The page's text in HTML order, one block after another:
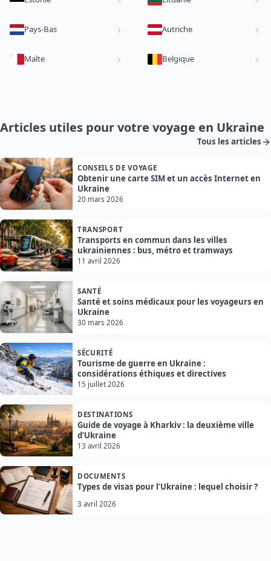
Pays-Bas Autriche
Malte Belgique
Articles utiles pour votre voyage en Ukraine
Tous les articles
CONSEILS DE VOYAGE
Obtenir une carte SIM et un accès Internet en
Ukraine
20 mars 2026
TRANSPORT
Transports en commun dans les villes
ukrainiennes : bus, métro et tramways
11 avril 2026
SANTÉ
Santé et soins médicaux pour les voyageurs en
Ukraine
30 mars 2026
SÉCURITÉ
Tourisme de guerre en Ukraine :
considérations éthiques et directives
15 juillet 2026
DESTINATIONS
Guide de voyage à Kharkiv : la deuxième ville
d’Ukraine
13 avril 2026
DOCUMENTS
Types de visas pour l’Ukraine : lequel choisir ?
3 avril 2026